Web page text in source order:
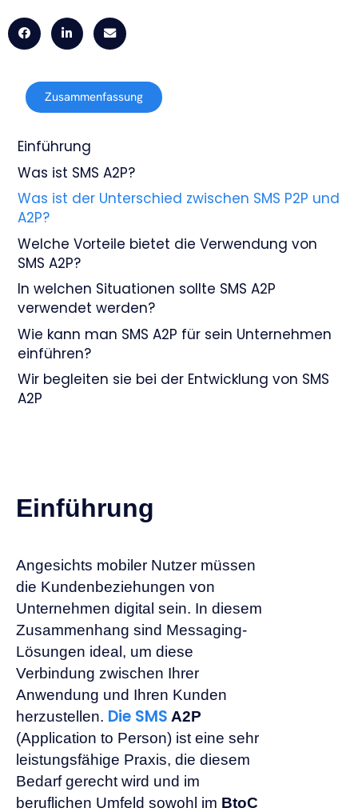
Zusammenfassung
Einführung
Was ist SMS A2P?
Was ist der Unterschied zwischen SMS P2P und
A2P?
Welche Vorteile bietet die Verwendung von
SMS A2P?
In welchen Situationen sollte SMS A2P
verwendet werden?
Wie kann man SMS A2P für sein Unternehmen
einführen?
Wir begleiten sie bei der Entwicklung von SMS
A2P
Einführung
Angesichts mobiler Nutzer müssen
die Kundenbeziehungen von
Unternehmen digital sein. In diesem
Zusammenhang sind Messaging-
Lösungen ideal, um diese
Verbindung zwischen Ihrer
Anwendung und Ihren Kunden
herzustellen. Die SMS A2P
(Application to Person) ist eine sehr
leistungsfähige Praxis, die diesem
Bedarf gerecht wird und im
beruflichen Umfeld sowohl im BtoC